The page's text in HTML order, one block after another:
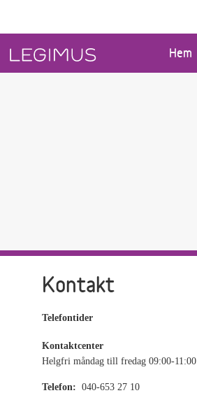
Hem
Kontakt
Telefontider
Kontaktcenter
Helgfri måndag till fredag 09:00-11:00
Telefon: 040-653 27 10